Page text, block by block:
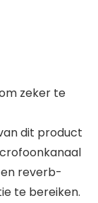
zeker te
dit product
reverb-
te bereiken.